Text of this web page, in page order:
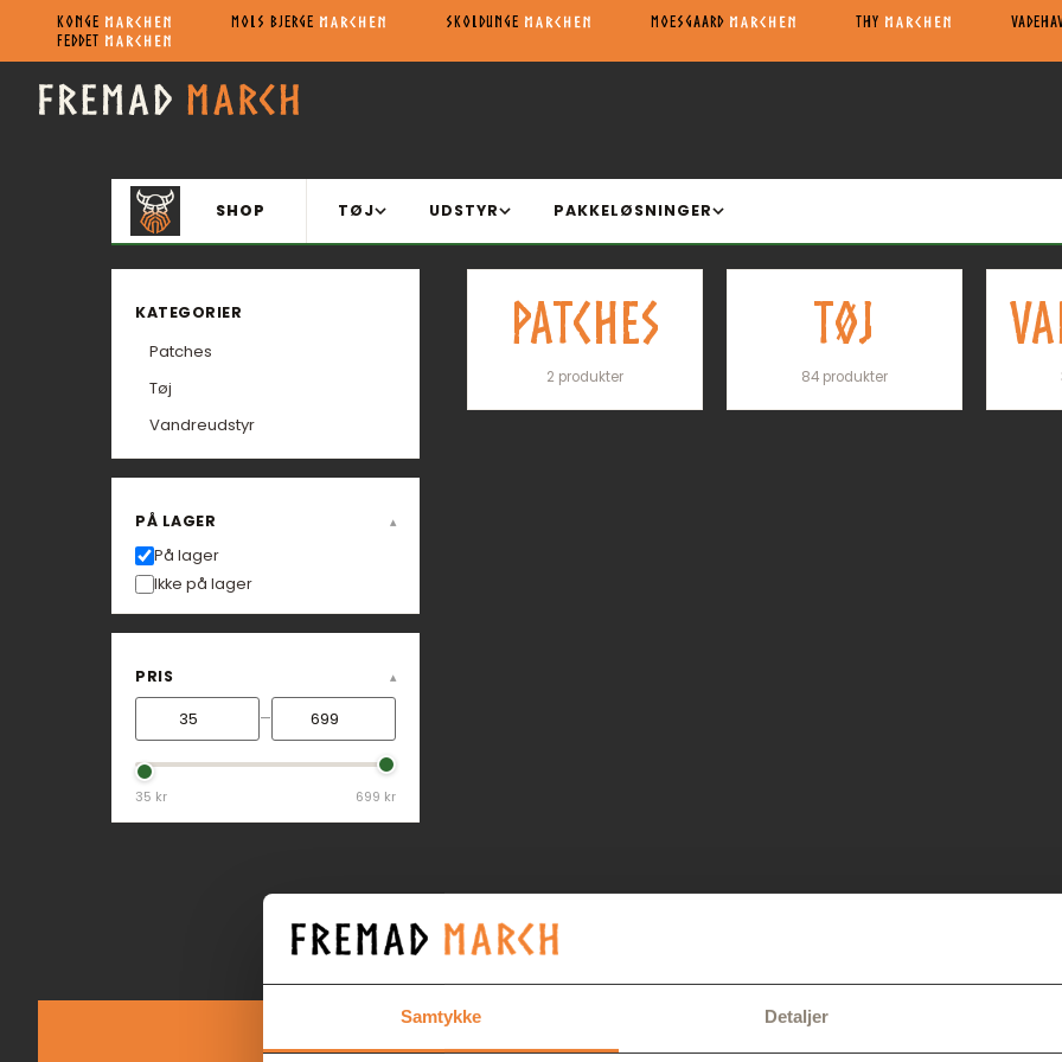
Samtykke Detaljer
KONGE MOLS BJERGE SKOLDUNGE MOESGAARD THY
FEDDET
SHOP TØJ UDSTYR PAKKELØSNINGER
KATEGORIER
Patches
Tøj
Vandreudstyr
PÅ LAGER
På lager
Ikke på lager
PRIS
–
35 kr 699 kr
PATCHES
2 produkter
TØJ
84 produkter